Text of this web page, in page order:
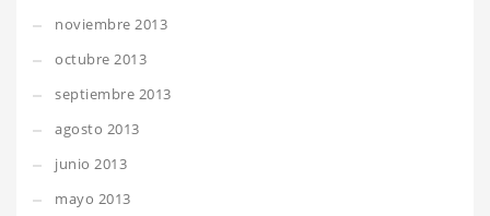
noviembre 2013
octubre 2013
septiembre 2013
agosto 2013
junio 2013
mayo 2013